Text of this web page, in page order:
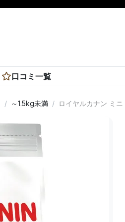
口コミ一覧
～1.5kg未満 ロイヤルカナン ミ